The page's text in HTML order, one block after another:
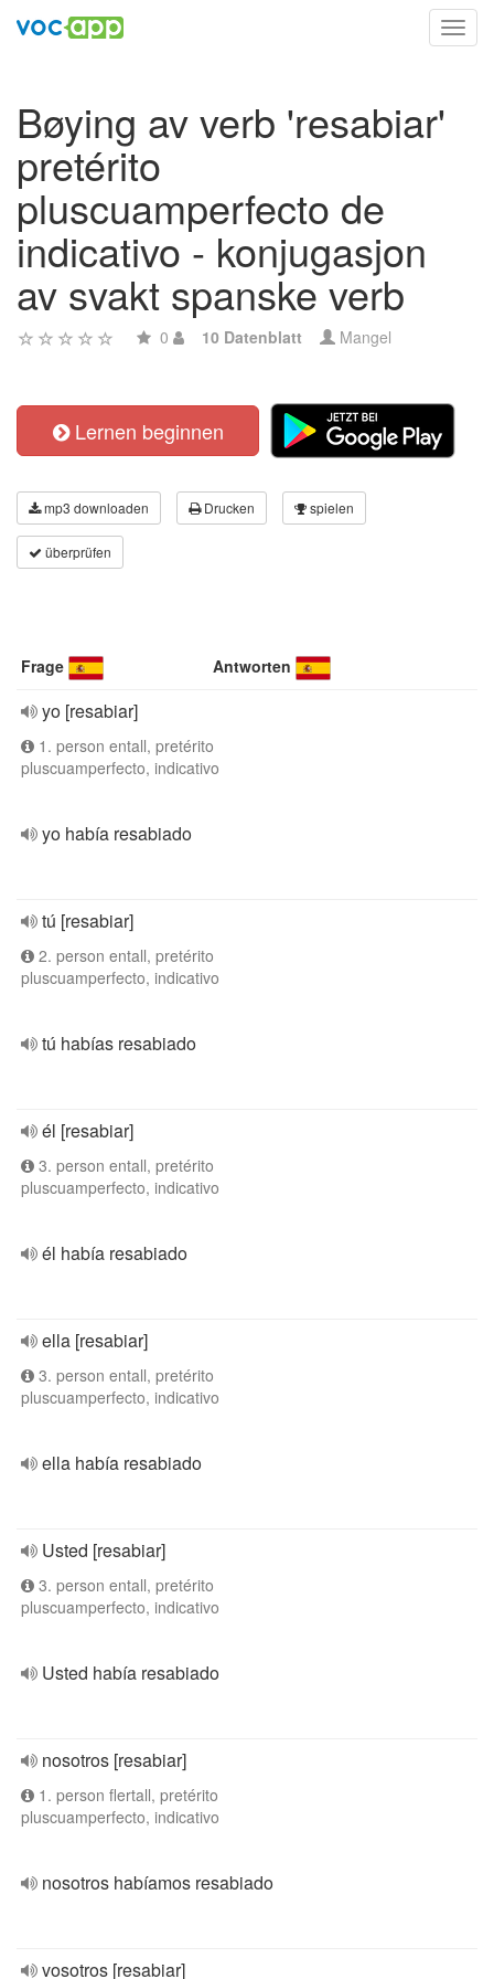
Bøying av verb 'resabiar'
pretérito
pluscuamperfecto de
indicativo - konjugasjon
av svakt spanske verb
0 10 Datenblatt Mangel
Lernen beginnen
mp3 downloaden Drucken spielen
überprüfen
Frage Antworten
yo [resabiar]
1. person entall, pretérito
pluscuamperfecto, indicativo
yo había resabiado
tú [resabiar]
2. person entall, pretérito
pluscuamperfecto, indicativo
tú habías resabiado
él [resabiar]
3. person entall, pretérito
pluscuamperfecto, indicativo
él había resabiado
ella [resabiar]
3. person entall, pretérito
pluscuamperfecto, indicativo
ella había resabiado
Usted [resabiar]
3. person entall, pretérito
pluscuamperfecto, indicativo
Usted había resabiado
nosotros [resabiar]
1. person flertall, pretérito
pluscuamperfecto, indicativo
nosotros habíamos resabiado
vosotros [resabiar]